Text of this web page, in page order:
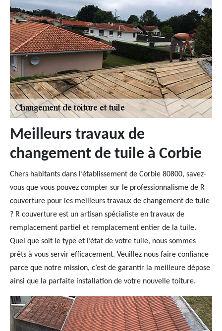
Meilleurs travaux de
changement de tuile à Corbie
Chers habitants dans l’établissement de Corbie 80800, savez-
vous que vous pouvez compter sur le professionnalisme de R
couverture pour les meilleurs travaux de changement de tuile
? R couverture est un artisan spécialiste en travaux de
remplacement partiel et remplacement entier de la tuile.
Quel que soit le type et l’état de votre tuile, nous sommes
prêts à vous servir efficacement. Veuillez nous faire confiance
parce que notre mission, c’est de garantir la meilleure dépose
ainsi que la parfaite installation de votre nouvelle toiture.